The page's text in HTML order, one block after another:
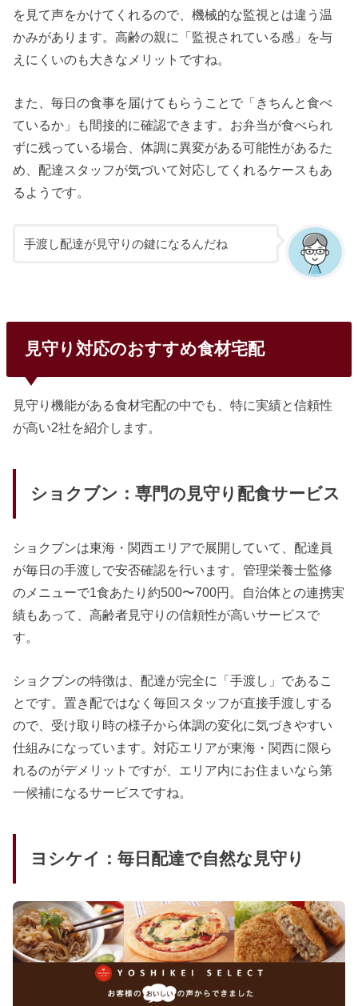
を見て声をかけてくれるので、機械的な監視とは違う温
かみがあります。高齢の親に「監視されている感」を与
えにくいのも大きなメリットですね。
また、毎日の食事を届けてもらうことで「きちんと食べ
ているか」も間接的に確認できます。お弁当が食べられ
ずに残っている場合、体調に異変がある可能性があるた
め、配達スタッフが気づいて対応してくれるケースもあ
るようです。
手渡し配達が見守りの鍵になるんだね
見守り対応のおすすめ食材宅配
見守り機能がある食材宅配の中でも、特に実績と信頼性
が高い2社を紹介します。
ショクブン：専門の見守り配食サービス
ショクブンは東海・関西エリアで展開していて、配達員
が毎日の手渡しで安否確認を行います。管理栄養士監修
のメニューで1食あたり約500〜700円。自治体との連携実
績もあって、高齢者見守りの信頼性が高いサービスで
す。
ショクブンの特徴は、配達が完全に「手渡し」であるこ
とです。置き配ではなく毎回スタッフが直接手渡しする
ので、受け取り時の様子から体調の変化に気づきやすい
仕組みになっています。対応エリアが東海・関西に限ら
れるのがデメリットですが、エリア内にお住まいなら第
一候補になるサービスですね。
ヨシケイ：毎日配達で自然な見守り